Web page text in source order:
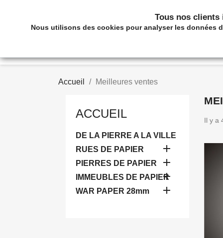
05 63 36 60 88
Accueil Meilleures ventes
ACCUEIL
DE LA PIERRE A LA VILLE
RUES DE PAPIER

PIERRES DE PAPIER 
IMMEUBLES DE PAPIER

WAR PAPER 28mm 
Il y a
Tous nos
Nous utilisons des cookies pour analyser les données